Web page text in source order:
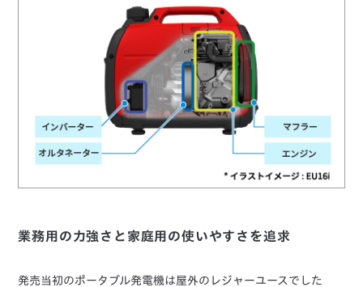
業務用の力強さと家庭用の使いやすさを追求
発売当初のポータブル発電機は屋外のレジャーユースでした